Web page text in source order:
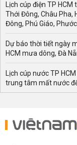
Lịch cúp điện TP
Thới Đông, Châu Pha,
Đông, Phú Giáo,
Dự báo thời tiết ngày
HCM mưa dông, Đà
Lịch cúp nước TP
trung tâm mất nước